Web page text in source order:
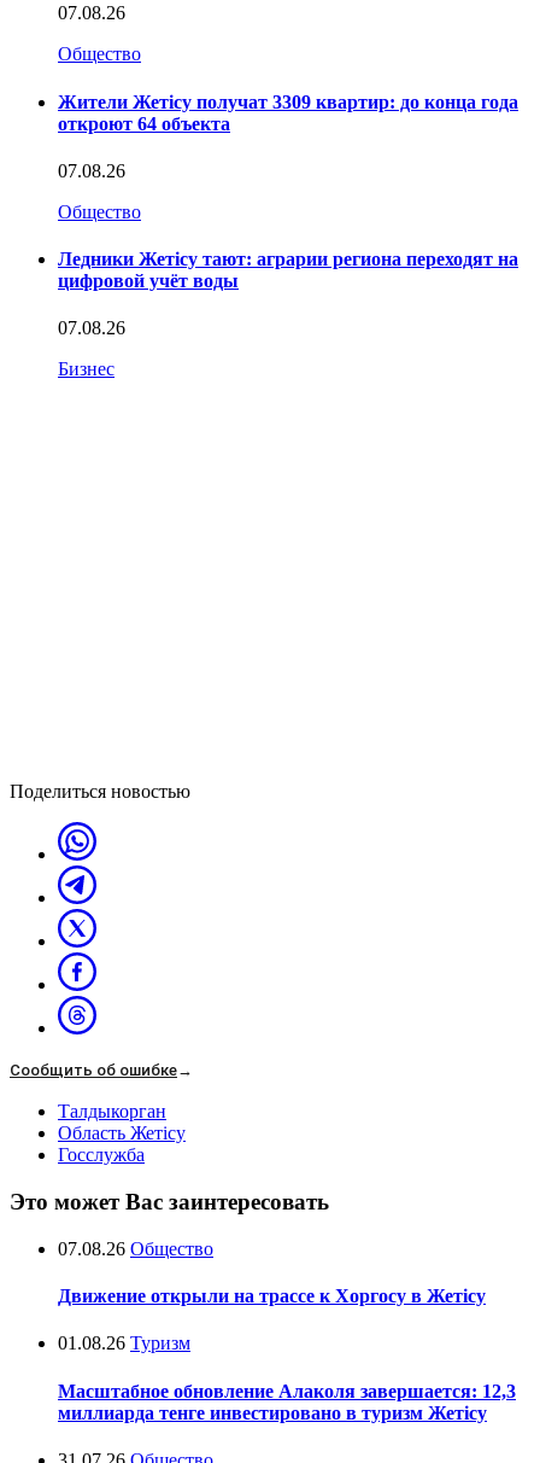
07.08.26
Общество
Жители Жетісу получат 3309 квартир: до конца года
откроют 64 объекта
07.08.26
Общество
Ледники Жетісу тают: аграрии региона переходят на
цифровой учёт воды
07.08.26
Бизнес
Поделиться новостью
Сообщить об ошибке→
Талдыкорган
Область Жетісу
Госслужба
Это может Вас заинтересовать
07.08.26 Общество
Движение открыли на трассе к Хоргосу в Жетісу
01.08.26 Туризм
Масштабное обновление Алаколя завершается: 12,3
миллиарда тенге инвестировано в туризм Жетісу